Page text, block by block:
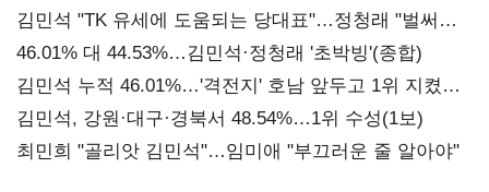
김민석 "TK 유세에 도움되는 당대표"…정청래 "벌써
대표된 양 당직 배분"
46.01% 대 44.53%…김민석·정청래 '초박빙'(종합)
김민석 누적 46.01%…'격전지' 호남 앞두고 1위 지켰다
(2보)
김민석, 강원·대구·경북서 48.54%…1위 수성(1보)
최민희 "골리앗 김민석"…임미애 "부끄러운 줄 알아야"